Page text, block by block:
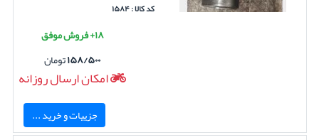
کد کالا : ۱۵۸۴
۱۸+ فروش موفق
۱۵۸/۵۰۰تومان
امکان ارسال روزانه
جزییات و خرید ...